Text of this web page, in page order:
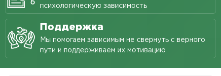
Анонимное снятие ломки
Процедура УБОД
Реабилитация наркозависимых
психологическую зависимость
Поддержка
Мы помогаем зависимым не свернуть с верного
пути и поддерживаем их мотивацию